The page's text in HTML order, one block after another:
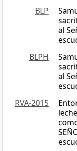
BLP
al
BLPH
al
RVA-2015